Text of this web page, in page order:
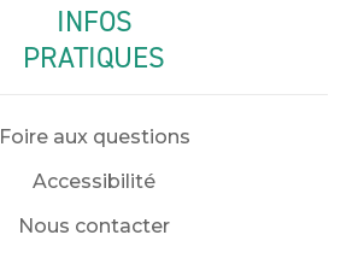
INFOS
PRATIQUES
Foire aux questions
Accessibilité
Nous contacter